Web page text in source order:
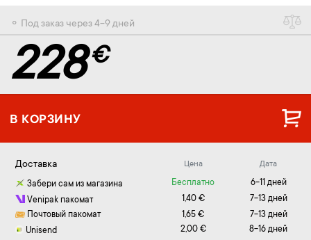
⚬ Под заказ через 4-9 дней
228€
В КОРЗИНУ
Доставка Цена Дата
Забери сам из магазина Бесплатно
6-11 дней
Venipak пакомат
1,40 €
7-13 дней
Почтовый пакомат
1,65 €
7-13 дней
Unisend
2,00 €
8-16 дней